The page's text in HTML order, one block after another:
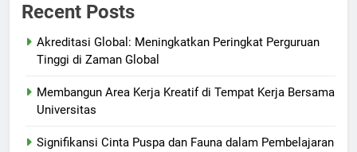
Recent Posts
Akreditasi Global: Meningkatkan Peringkat Perguruan
Tinggi di Zaman Global
Membangun Area Kerja Kreatif di Tempat Kerja Bersama
Universitas
Signifikansi Cinta Puspa dan Fauna dalam Pembelajaran